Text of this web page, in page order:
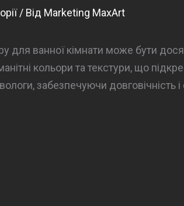
/ Від Marketing MaxArt
для ванної кімнати може бути
кольори та текстури, що
забезпечуючи довговічність і